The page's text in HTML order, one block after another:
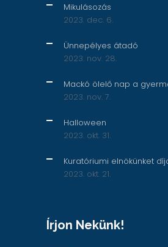
Mikulásozás
2023. dec. 6.
Ünnepélyes átadó
2023. nov. 28.
Mackó ölelő nap a
2023. nov. 7.
Halloween
2023. okt. 31.
Kuratóriumi elnökünket
2023. okt. 21.
Írjon Nekünk!